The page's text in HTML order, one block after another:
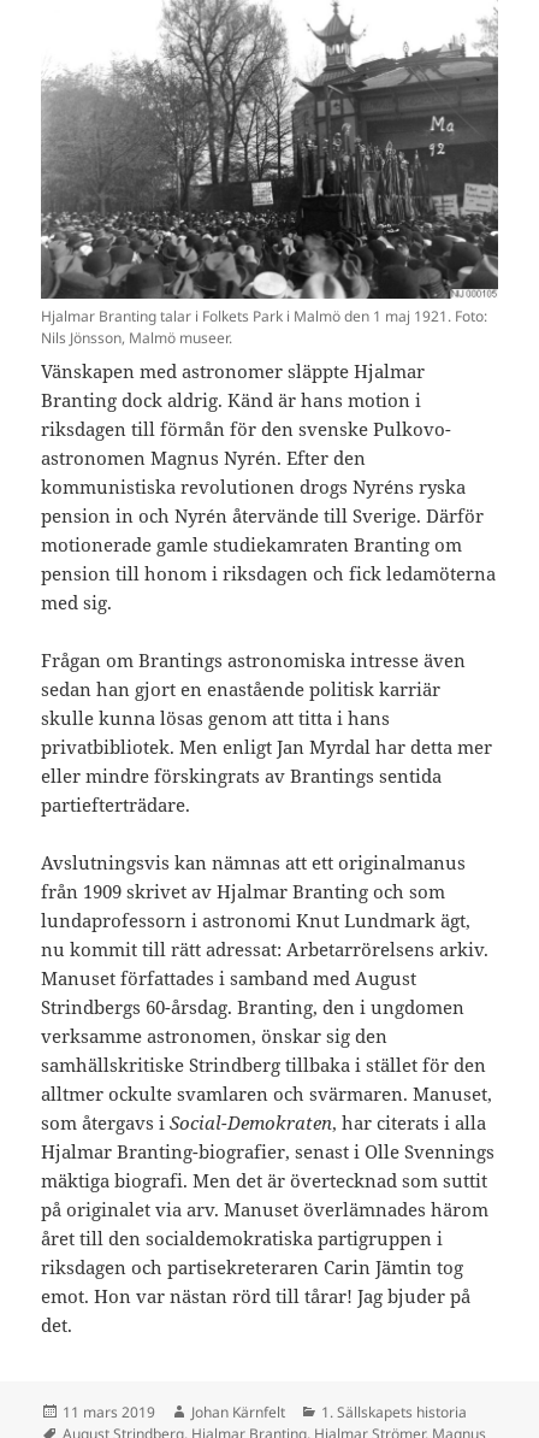
Hjalmar Branting talar i Folkets Park i Malmö den 1 maj 1921. Foto:
Nils Jönsson, Malmö museer.
Vänskapen med astronomer släppte Hjalmar
Branting dock aldrig. Känd är hans motion i
riksdagen till förmån för den svenske Pulkovo-
astronomen Magnus Nyrén. Efter den
kommunistiska revolutionen drogs Nyréns ryska
pension in och Nyrén återvände till Sverige. Därför
motionerade gamle studiekamraten Branting om
pension till honom i riksdagen och fick ledamöterna
med sig.
Frågan om Brantings astronomiska intresse även
sedan han gjort en enastående politisk karriär
skulle kunna lösas genom att titta i hans
privatbibliotek. Men enligt Jan Myrdal har detta mer
eller mindre förskingrats av Brantings sentida
partiefterträdare.
Avslutningsvis kan nämnas att ett originalmanus
från 1909 skrivet av Hjalmar Branting och som
lundaprofessorn i astronomi Knut Lundmark ägt,
nu kommit till rätt adressat: Arbetarrörelsens arkiv.
Manuset författades i samband med August
Strindbergs 60-årsdag. Branting, den i ungdomen
verksamme astronomen, önskar sig den
samhällskritiske Strindberg tillbaka i stället för den
alltmer ockulte svamlaren och svärmaren. Manuset,
som återgavs iSocial-Demokraten, har citerats i alla
Hjalmar Branting-biografier, senast i Olle Svennings
mäktiga biografi. Men det är övertecknad som suttit
på originalet via arv. Manuset överlämnades härom
året till den socialdemokratiska partigruppen i
riksdagen och partisekreteraren Carin Jämtin tog
emot. Hon var nästan rörd till tårar! Jag bjuder på
det.
Postat
11 mars 2019 Författare
Johan Kärnfelt Kategorier
1. Sällskapets historia
Taggar
August Strindberg, Hjalmar Branting, Hjalmar Strömer, Magnus